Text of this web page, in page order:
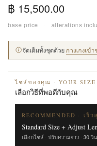
฿ 15,500.00
base price · alterations
จัดเต็มทั้งชุดด้วย กางเกงเข้
ไซส์ของคุณ · YOUR SIZE
เลือกวิธีที่พอดีกับคุณ
RECOMMENDED · เร็ว
Standard Size + Adjust
เลือกไซส์ · ปรับความยาว · 30 วิ